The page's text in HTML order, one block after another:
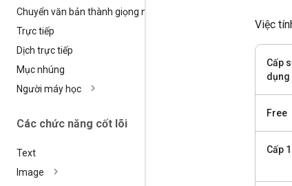
Chuyển văn bản thành giọng nói
Trực tiếp
Dịch trực tiếp
Mục nhúng
Người máy học
Các chức năng cốt lõi
Text
Image
Việc
Cấp
dụng
Free
Cấp 1